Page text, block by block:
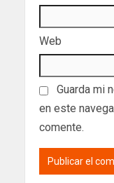
Web
Guarda mi
en este
comente.